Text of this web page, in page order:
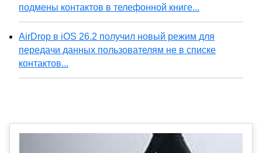
подмены контактов в телефонной книге...
AirDrop в iOS 26.2 получил новый режим для
передачи данных пользователям не в списке
контактов...